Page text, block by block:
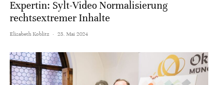
Expertin: Sylt-Video Normalisierung
rechtsextremer Inhalte
Elisabeth Koblitz · 25. Mai 2024